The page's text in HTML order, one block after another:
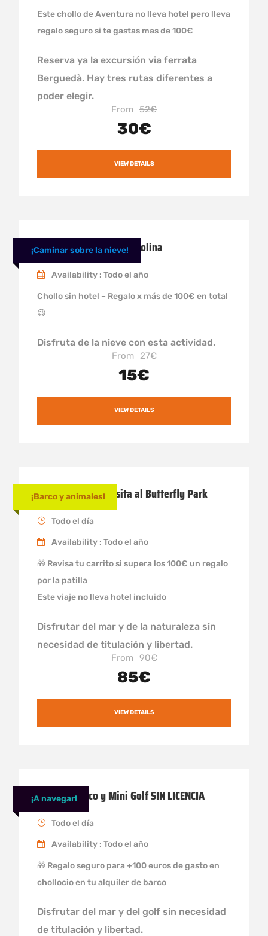
Este chollo de Aventura no lleva hotel pero lleva
regalo seguro si te gastas mas de 100€
Reserva ya la excursión via ferrata
Berguedà. Hay tres rutas diferentes a
poder elegir.
From 52€
30€
VIEW DETAILS
¡Caminar sobre la nieve!
Raquetas de nieve La Molina
Availability : Todo el año
Chollo sin hotel – Regalo x más de 100€ en total
😉
Disfruta de la nieve con esta actividad.
From 27€
15€
VIEW DETAILS
¡Barco y animales!
Alquiler barco y visita al Butterfly Park
Todo el día
Availability : Todo el año
🎁 Revisa tu carrito si supera los 100€ un regalo
por la patilla
Este viaje no lleva hotel incluido
Disfrutar del mar y de la naturaleza sin
necesidad de titulación y libertad.
From 90€
85€
VIEW DETAILS
¡A navegar!
Alquiler barco y Mini Golf SIN LICENCIA
Todo el día
Availability : Todo el año
🎁 Regalo seguro para +100 euros de gasto en
chollocio en tu alquiler de barco
Disfrutar del mar y del golf sin necesidad
de titulación y libertad.